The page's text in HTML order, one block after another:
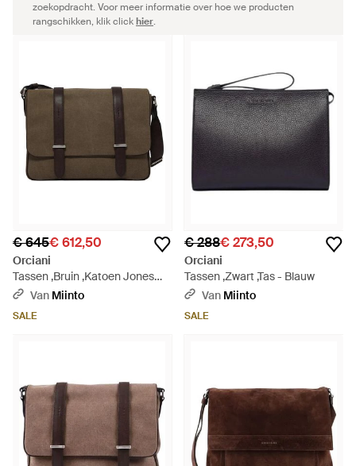
zoekopdracht. Voor meer informatie over hoe we producten
rangschikken, klik clickhier.
€ 645€ 612,50
Orciani
Tassen ,Bruin ,Katoen Jones
Midi Safari - Groen
Van Miinto
SALE
€ 288€ 273,50
Orciani
Tassen ,Zwart ,Tas - Blauw
Van Miinto
SALE